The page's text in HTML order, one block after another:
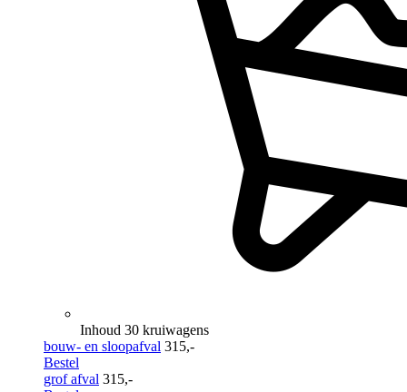
Inhoud 30 kruiwagens
bouw- en sloopafval 315,-
Bestel
grof afval 315,-